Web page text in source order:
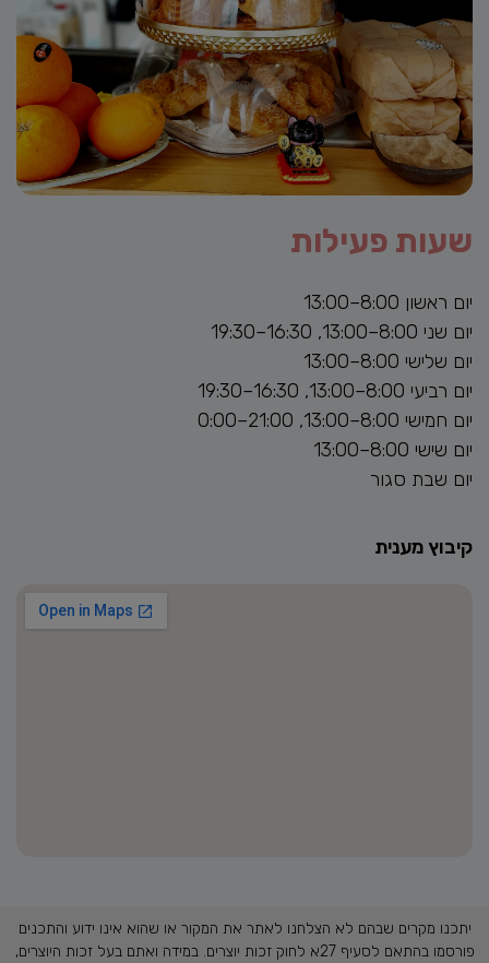
שעות פעילות
יום ראשון 8:00–13:00
יום שני 8:00–13:00, 16:30–19:30
יום שלישי 8:00–13:00
יום רביעי 8:00–13:00, 16:30–19:30
יום חמישי 8:00–13:00, 21:00–0:00
יום שישי 8:00–13:00
יום שבת סגור
קיבוץ מענית
יתכנו מקרים שבהם לא הצלחנו לאתר את המקור או שהוא אינו ידוע והתכנים
פורסמו בהתאם לסעיף 27א לחוק זכות יוצרים. במידה ואתם בעל זכות היוצרים,